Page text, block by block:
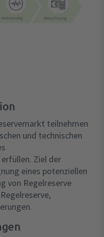
teilnehmen
und technischen
erfüllen. Ziel der
eines potenziellen
von Regelreserve